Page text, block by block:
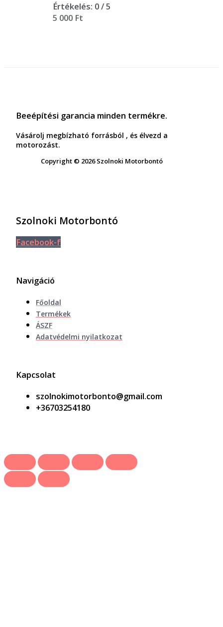
Értékelés: 0/ 5
5 000 Ft
Beeépítési garancia minden termékre.
Vásárolj megbízható forrásból , és élvezd a
motorozást.
Copyright © 2026 Szolnoki Motorbontó
Szolnoki Motorbontó
Facebook-f
Navigáció
Főoldal
Termékek
ÁSZF
Adatvédelmi nyilatkozat
Kapcsolat
szolnokimotorbonto@gmail.com
+36703254180